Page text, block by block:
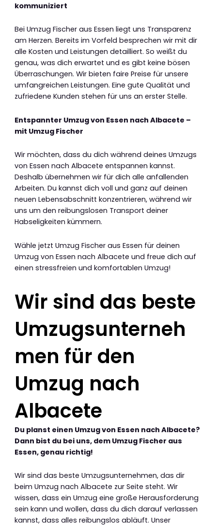
kommuniziert
Bei Umzug Fischer aus Essen liegt uns Transparenz
am Herzen. Bereits im Vorfeld besprechen wir mit dir
alle Kosten und Leistungen detailliert. So weißt du
genau, was dich erwartet und es gibt keine bösen
Überraschungen. Wir bieten faire Preise für unsere
umfangreichen Leistungen. Eine gute Qualität und
zufriedene Kunden stehen für uns an erster Stelle.
Entspannter Umzug von Essen nach Albacete –
mit Umzug Fischer
Wir möchten, dass du dich während deines Umzugs
von Essen nach Albacete entspannen kannst.
Deshalb übernehmen wir für dich alle anfallenden
Arbeiten. Du kannst dich voll und ganz auf deinen
neuen Lebensabschnitt konzentrieren, während wir
uns um den reibungslosen Transport deiner
Habseligkeiten kümmern.
Wähle jetzt Umzug Fischer aus Essen für deinen
Umzug von Essen nach Albacete und freue dich auf
einen stressfreien und komfortablen Umzug!
Wir sind das beste
Umzugsunterneh
men für den
Umzug nach
Albacete
Du planst einen Umzug von Essen nach Albacete?
Dann bist du bei uns, dem Umzug Fischer aus
Essen, genau richtig!
Wir sind das beste Umzugsunternehmen, das dir
beim Umzug nach Albacete zur Seite steht. Wir
wissen, dass ein Umzug eine große Herausforderung
sein kann und wollen, dass du dich darauf verlassen
kannst, dass alles reibungslos abläuft. Unser